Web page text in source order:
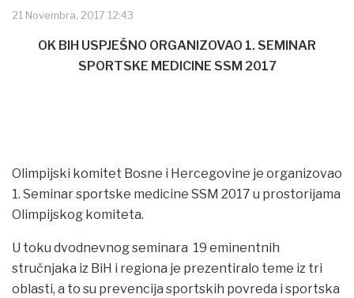
21 Novembra, 2017 12:43
OK BIH USPJEŠNO ORGANIZOVAO 1. SEMINAR
SPORTSKE MEDICINE SSM 2017
Olimpijski komitet Bosne i Hercegovine je organizovao
1. Seminar sportske medicine SSM 2017 u prostorijama
Olimpijskog komiteta.
U toku dvodnevnog seminara 19 eminentnih
stručnjaka iz BiH i regiona je prezentiralo teme iz tri
oblasti, a to su prevencija sportskih povreda i sportska